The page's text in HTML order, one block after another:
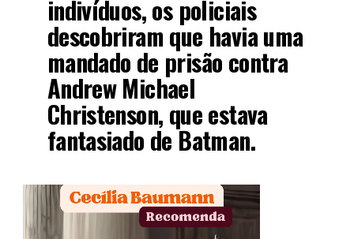
indivíduos, os policiais
descobriram que havia uma
mandado de prisão contra
Andrew Michael
Christenson, que estava
fantasiado de Batman.